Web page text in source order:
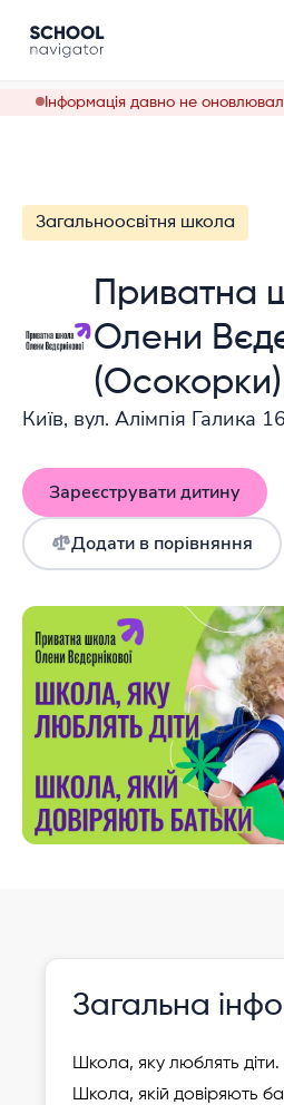
Інформація давно не
Загальноосвітня школа
Приватна
Олени
(Осокорки)
Київ, вул. Алімпія Галика 16
Зареєструвати дитину
Додати в порівняння
Загальна
Школа, яку люблять діти.
Школа, якій довіряють